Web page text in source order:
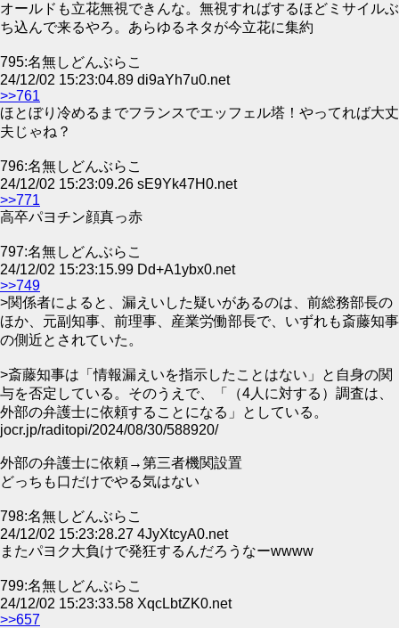
オールドも立花無視できんな。無視すればするほどミサイルぶ
ち込んで来るやろ。あらゆるネタが今立花に集約
795:名無しどんぶらこ
24/12/02 15:23:04.89 di9aYh7u0.net
>>761
ほとぼり冷めるまでフランスでエッフェル塔！やってれば大丈
夫じゃね？
796:名無しどんぶらこ
24/12/02 15:23:09.26 sE9Yk47H0.net
>>771
高卒パヨチン顔真っ赤
797:名無しどんぶらこ
24/12/02 15:23:15.99 Dd+A1ybx0.net
>>749
>関係者によると、漏えいした疑いがあるのは、前総務部長の
ほか、元副知事、前理事、産業労働部長で、いずれも斎藤知事
の側近とされていた。
>斎藤知事は「情報漏えいを指示したことはない」と自身の関
与を否定している。そのうえで、「（4人に対する）調査は、
外部の弁護士に依頼することになる」としている。
jocr.jp/raditopi/2024/08/30/588920/
外部の弁護士に依頼→第三者機関設置
どっちも口だけでやる気はない
798:名無しどんぶらこ
24/12/02 15:23:28.27 4JyXtcyA0.net
またパヨク大負けで発狂するんだろうなーwwww
799:名無しどんぶらこ
24/12/02 15:23:33.58 XqcLbtZK0.net
>>657